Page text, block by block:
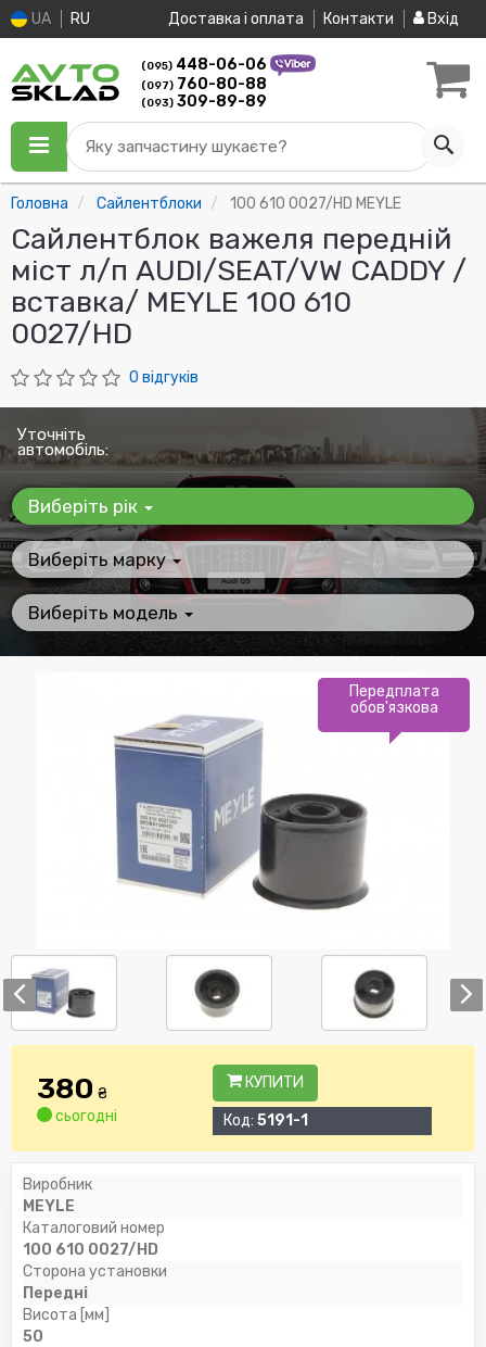
UA RU Доставка і оплата Контакти Вхід
(095) 448-06-06
(097) 760-80-88
(093) 309-89-89
Яку запчастину шукаєте?
Головна Сайлентблоки 100 610 0027/HD MEYLE
Сайлентблок важеля передній
міст л/п AUDI/SEAT/VW CADDY /
вставка/ MEYLE 100 610
0027/HD
0 відгуків
Уточніть
автомобіль:
Виберіть рік
Виберіть марку
Виберіть модель
Передплата
обов'язкова
380 ₴
сьогодні
КУПИТИ
Код: 5191-1
Виробник
MEYLE
Каталоговий номер
100 610 0027/HD
Сторона установки
Передні
Висота [мм]
50